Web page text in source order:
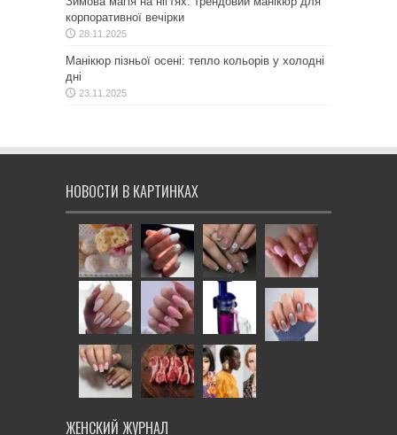
корпоративної вечірки
28.11.2025
Манікюр пізньої осені: тепло кольорів у холодні
дні
23.11.2025
НОВОСТИ В КАРТИНКАХ
ЖЕНСКИЙ ЖУРНАЛ